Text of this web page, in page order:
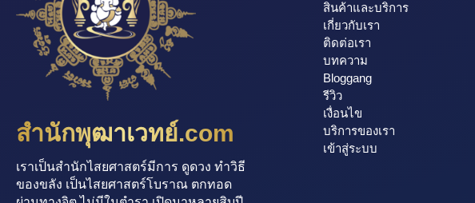
สำนักพุฒาเวทย์.com
เราเป็นสำนักไสยศาสตร์มีการ ดูดวง ทำวิธี
ของขลัง เป็นไสยศาสตร์โบราณ ตกทอด
สินค้าและบริการ
เกี่ยวกับเรา
ติดต่อเรา
บทความ
Bloggang
รีวิว
เงื่อนไข
บริการของเรา
เข้าสู่ระบบ